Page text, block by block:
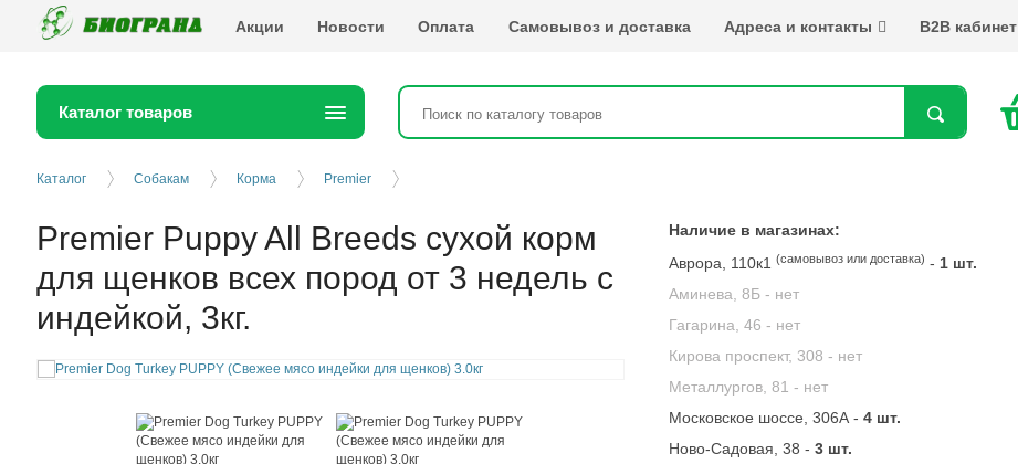
Акции Новости Оплата Самовывоз и доставка Адреса и контакты B2B кабинет
Каталог товаров Найти
Каталог Собакам Корма Premier
Premier Puppy All Breeds сухой корм
для щенков всех пород от 3 недель с
индейкой, 3кг.
Наличие в магазинах:
Аврора, 110к1(самовывоз или доставка) - 1 шт.
Аминева, 8Б - нет
Гагарина, 46 - нет
Кирова проспект, 308 - нет
Металлургов, 81 - нет
Московское шоссе, 306А -4 шт.
Ново-Садовая, 38 -3 шт.